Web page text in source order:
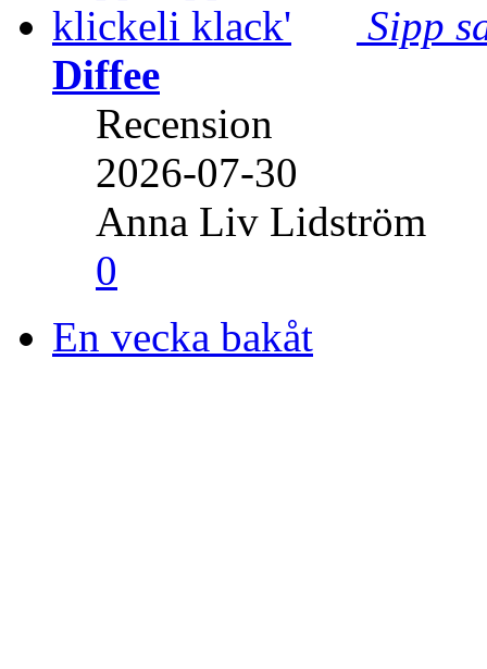
Sipp
Diffee
Recension
2026-07-30
Anna Liv Lidström
0
En vecka bakåt